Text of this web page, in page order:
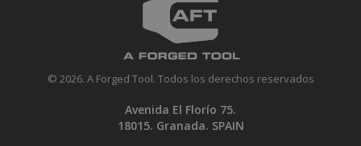
© 2026. A Forged Tool. Todos los derechos reservados
Avenida El Florío 75.
18015. Granada. SPAIN